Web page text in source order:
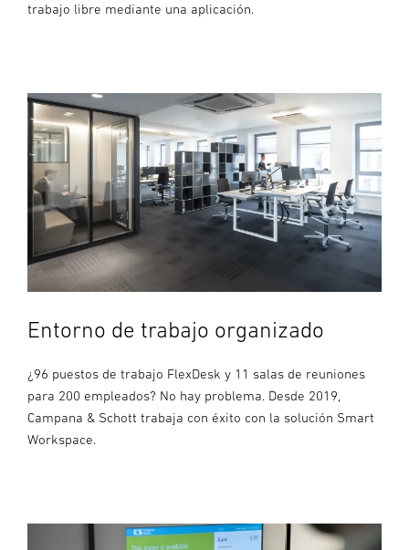
trabajo libre mediante una aplicación.
Entorno de trabajo organizado
¿96 puestos de trabajo FlexDesk y 11 salas de reuniones
para 200 empleados? No hay problema. Desde 2019,
Campana & Schott trabaja con éxito con la solución Smart
Workspace.